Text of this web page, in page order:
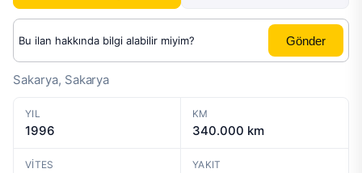
Gönder
Sakarya, Sakarya
YIL
1996
KM
340.000 km
VITES YAKIT